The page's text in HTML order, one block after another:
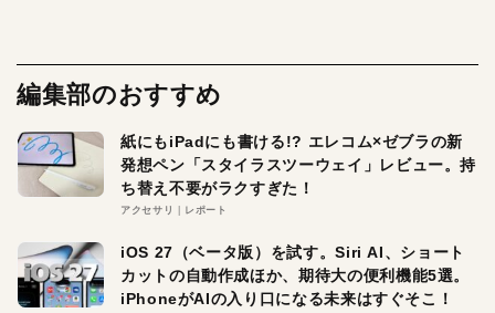
編集部のおすすめ
紙にもiPadにも書ける!? エレコム×ゼブラの新
発想ペン「スタイラスツーウェイ」レビュー。持
ち替え不要がラクすぎた！
アクセサリ レポート
iOS 27（ベータ版）を試す。Siri AI、ショート
カットの自動作成ほか、期待大の便利機能5選。
iPhoneがAIの入り口になる未来はすぐそこ！